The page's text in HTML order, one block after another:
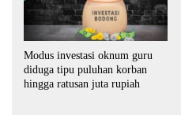
Modus investasi oknum guru
diduga tipu puluhan korban
hingga ratusan juta rupiah